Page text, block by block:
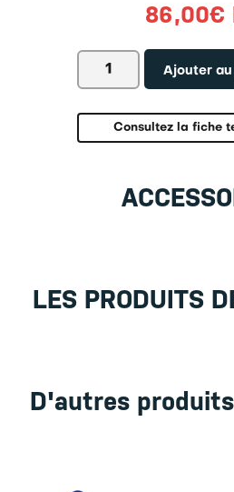
86,00€
quantité
Plaque
comparaison
de
Ajouter au
Consultez la fiche
LES PRODUITS
D'autres